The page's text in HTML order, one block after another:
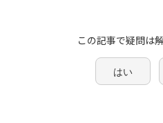
この記事で疑問は
はい